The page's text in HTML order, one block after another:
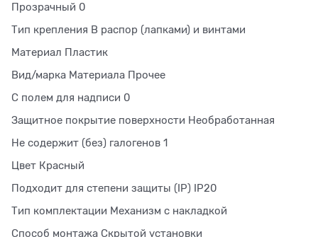
Прозрачный 0
Тип крепления В распор (лапками) и винтами
Материал Пластик
Вид/марка Материала Прочее
С полем для надписи 0
Защитное покрытие поверхности Необработанная
Не содержит (без) галогенов 1
Цвет Красный
Подходит для степени защиты (IP) IP20
Тип комплектации Механизм с накладкой
Способ монтажа Скрытой установки